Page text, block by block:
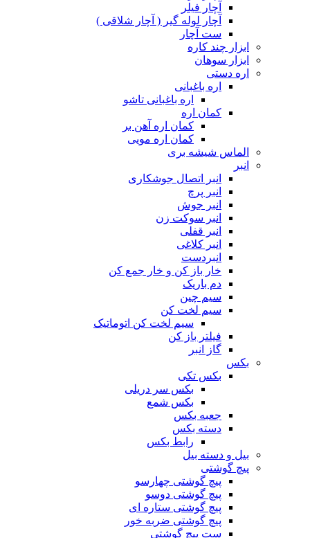
آچار فیلر
آچار لوله گیر ( آچار شلاقی )
ست آچار
ابزار چند کاره
ابزار سوهان
اره دستی
اره باغبانی
اره باغبانی تاشو
کمان اره
کمان اره آهن بر
کمان اره مویی
الماس شیشه بری
انبر
انبر اتصال جوشکاری
انبر پرچ
انبر جوش
انبر سوکت زن
انبر قفلی
انبر کلاغی
انبردست
خار باز کن و خار جمع کن
دم باریک
سیم چین
سیم لخت کن
سیم لخت کن اتوماتیک
فیلتر باز کن
گاز انبر
بکس
بکس تکی
بکس سر دریلی
بکس شمع
جعبه بکس
دسته بکس
رابط بکس
بیل و دسته بیل
پیچ گوشتی
پیچ گوشتی چهارسو
پیچ گوشتی دوسو
پیچ گوشتی ستاره‌ ای
پیچ گوشتی ضربه خور
ست پیچ گوشتی